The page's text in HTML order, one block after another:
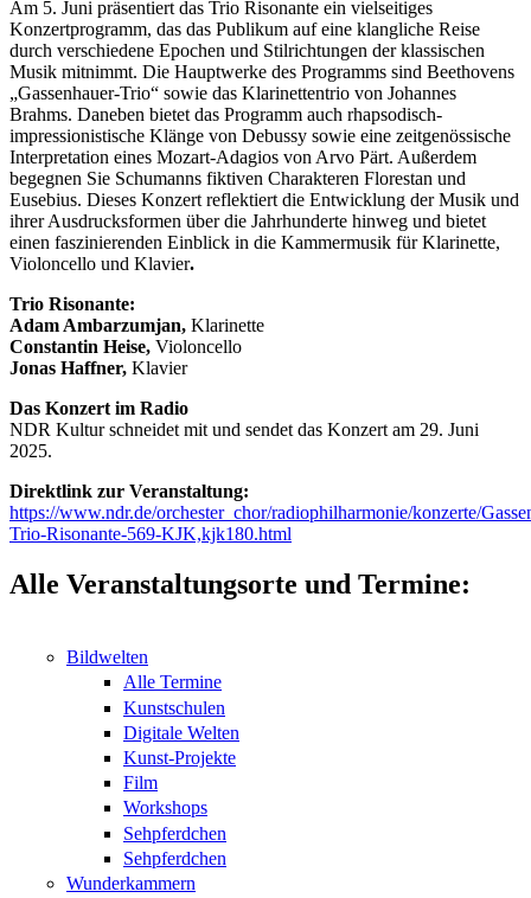
Am 5. Juni präsentiert das Trio Risonante ein vielseitiges
Konzertprogramm, das das Publikum auf eine klangliche Reise
durch verschiedene Epochen und Stilrichtungen der klassischen
Musik mitnimmt. Die Hauptwerke des Programms sind Beethovens
„Gassenhauer-Trio“ sowie das Klarinettentrio von Johannes
Brahms. Daneben bietet das Programm auch rhapsodisch-
impressionistische Klänge von Debussy sowie eine zeitgenössische
Interpretation eines Mozart-Adagios von Arvo Pärt. Außerdem
begegnen Sie Schumanns fiktiven Charakteren Florestan und
Eusebius. Dieses Konzert reflektiert die Entwicklung der Musik und
ihrer Ausdrucksformen über die Jahrhunderte hinweg und bietet
einen faszinierenden Einblick in die Kammermusik für Klarinette,
Violoncello und Klavier.
Trio Risonante:
Adam Ambarzumjan, Klarinette
Constantin Heise, Violoncello
Jonas Haffner, Klavier
Das Konzert im Radio
NDR Kultur schneidet mit und sendet das Konzert am 29. Juni
2025.
Direktlink zur Veranstaltung:
https://www.ndr.de/orchester_chor/radiophilharmonie/konzerte/
Trio-Risonante-569-KJK,kjk180.html
Alle Veranstaltungsorte und Termine:
Bildwelten
Alle Termine
Kunstschulen
Digitale Welten
Kunst-Projekte
Film
Workshops
Sehpferdchen
Sehpferdchen
Wunderkammern